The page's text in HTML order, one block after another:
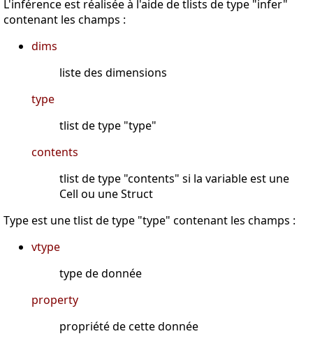
L'inférence est réalisée à l'aide de tlists de type "infer"
contenant les champs :
dims
liste des dimensions
type
tlist de type "type"
contents
tlist de type "contents" si la variable est une
Cell ou une Struct
Type est une tlist de type "type" contenant les champs :
vtype
type de donnée
property
propriété de cette donnée